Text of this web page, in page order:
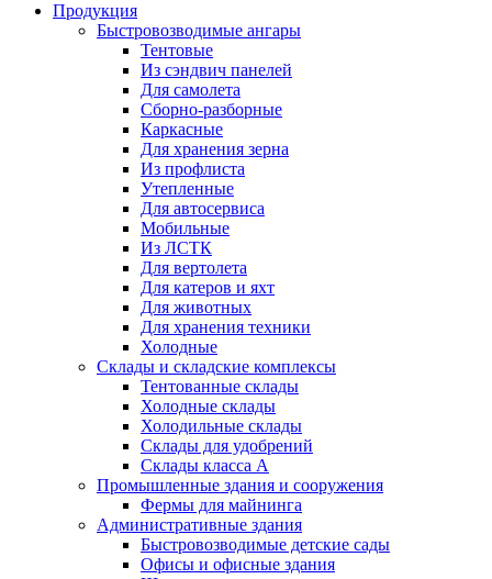
Продукция
Быстровозводимые ангары
Тентовые
Из сэндвич панелей
Для самолета
Сборно-разборные
Каркасные
Для хранения зерна
Из профлиста
Утепленные
Для автосервиса
Мобильные
Из ЛСТК
Для вертолета
Для катеров и яхт
Для животных
Для хранения техники
Холодные
Склады и складские комплексы
Тентованные склады
Холодные склады
Холодильные склады
Склады для удобрений
Склады класса А
Промышленные здания и сооружения
Фермы для майнинга
Административные здания
Быстровозводимые детские сады
Офисы и офисные здания